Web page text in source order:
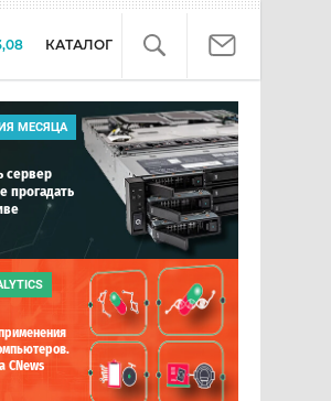
КАТАЛОГ
МЕСЯЦА
сервер
прогадать
CNews